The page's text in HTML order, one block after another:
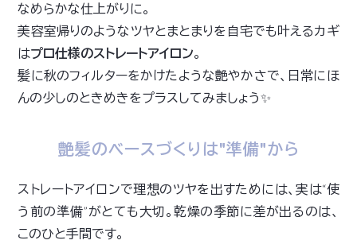
なめらかな仕上がりに。
美容室帰りのようなツヤとまとまりを自宅でも叶えるカギ
はプロ仕様のストレートアイロン。
髪に秋のフィルターをかけたような艶やかさで、日常にほ
んの少しのときめきをプラスしてみましょう✨
艶髪のベースづくりは"準備"から
ストレートアイロンで理想のツヤを出すためには、実は“使
う前の準備”がとても大切。乾燥の季節に差が出るのは、
このひと手間です。